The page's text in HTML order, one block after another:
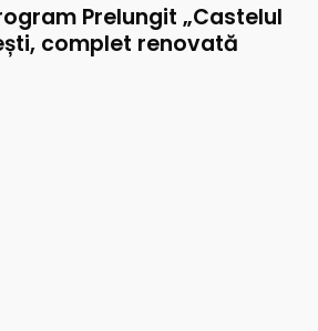
Prelungit „Castelul
complet renovată